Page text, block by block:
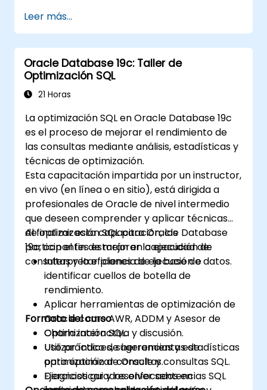
Leer más...
Oracle Database 19c: Taller de
Optimización SQL
21 Horas
La optimización SQL en Oracle Database 19c
es el proceso de mejorar el rendimiento de
las consultas mediante análisis, estadísticas y
técnicas de optimización.
Esta capacitación impartida por un instructor,
en vivo (en línea o en sitio), está dirigida a
profesionales de Oracle de nivel intermedio
que deseen comprender y aplicar técnicas
de optimización SQL para Oracle Database
19c, con el fin de mejorar la ejecución de
consultas y la eficiencia de la base de datos.
Al finalizar esta capacitación, los
participantes estarán en capacidad de:
Interpretar planes de ejecución e
identificar cuellos de botella de
rendimiento.
Aplicar herramientas de optimización de
Oracle como AWR, ADDM y Asesor de
Optimización SQL.
Utilizar índices, sugerencias y estadísticas
para optimizar consultas.
Diagnosticar y resolver sentencias SQL
Formato del curso
Charla interactiva y discusión.
Uso práctico de herramientas de
optimización de Oracle y consultas SQL.
Ejercicios guiados enfocados en